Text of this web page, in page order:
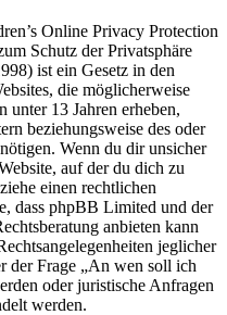
Online Privacy Protection
Schutz der Privatsphäre
ist ein Gesetz in den
die möglicherweise
13 Jahren erheben,
beziehungsweise des oder
Wenn du dir unsicher
auf der du dich zu
einen rechtlichen
dass phpBB Limited und der
anbieten kann
jeglicher
der Frage „An wen soll ich
oder juristische Anfragen
werden.